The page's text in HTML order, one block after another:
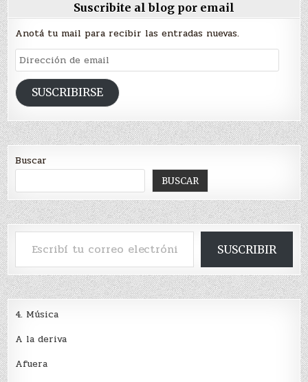
Suscribite al blog por email
Anotá tu mail para recibir las entradas nuevas.
Dirección
de
emailSUSCRIBIRSE
Buscar
BUSCAR
Escribí tu correo electrónico…
SUSCRIBIR
4. Música
A la deriva
Afuera